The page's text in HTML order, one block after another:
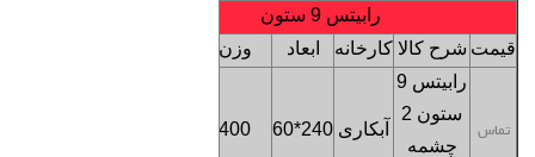
رابیتس 9 ستون
قیمت شرح کالا کارخانه ابعاد وزن
تماس
رابیتس 9
ستون 2
چشمه
آبکاری 240*60
400